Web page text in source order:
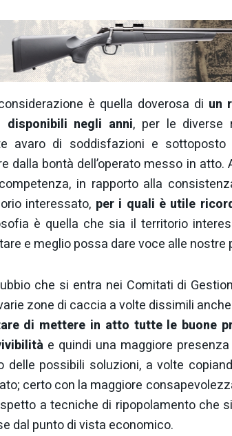
è quella doverosa di un
disponibili negli anni, per le diverse
avaro di soddisfazioni e
dalla bontà dell’operato messo in
in rapporto alla
interessato, per i quali è utile
è quella che sia il territorio
e meglio possa dare voce alle
che si entra nei Comitati di
zone di caccia a volte dissimili
di mettere in atto tutte le buone
e quindi una maggiore
delle possibili soluzioni, a volte
certo con la maggiore
a tecniche di ripopolamento che
dal punto di vista economico.